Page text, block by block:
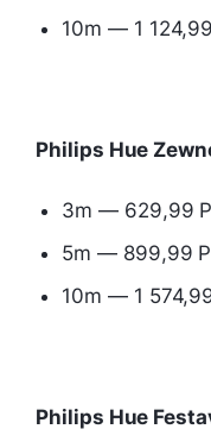
10m — 1
Philips Hue
3m — 629,99
5m — 899,99
10m — 1
Philips Hue